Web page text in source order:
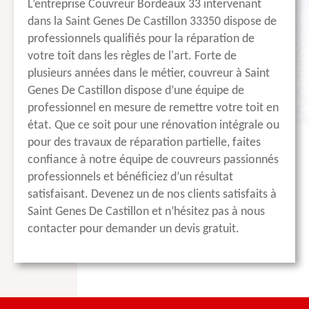
L’entreprise Couvreur Bordeaux 33 intervenant
dans la Saint Genes De Castillon 33350 dispose de
professionnels qualifiés pour la réparation de
votre toit dans les règles de l'art. Forte de
plusieurs années dans le métier, couvreur à Saint
Genes De Castillon dispose d’une équipe de
professionnel en mesure de remettre votre toit en
état. Que ce soit pour une rénovation intégrale ou
pour des travaux de réparation partielle, faites
confiance à notre équipe de couvreurs passionnés
professionnels et bénéficiez d’un résultat
satisfaisant. Devenez un de nos clients satisfaits à
Saint Genes De Castillon et n’hésitez pas à nous
contacter pour demander un devis gratuit.